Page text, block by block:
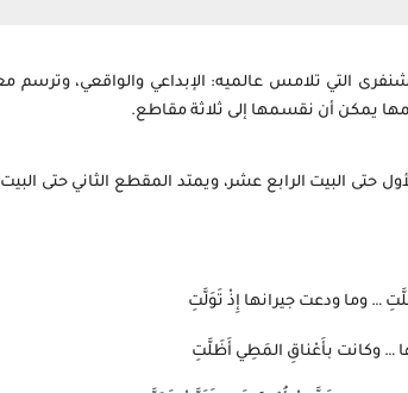
التي تلامس عالميه: الإبداعي والواقعي، وترسم
يمكن أن نقسمها إلى ثلاثة مقاطع.
حتى البيت الرابع عشر، ويمتد المقطع الثاني حتى
… وما ودعت جيرانها إِذْ تَوَلَّتِ
… وكانت بأَعْناقِ المَطِي أَظَلَّتِ